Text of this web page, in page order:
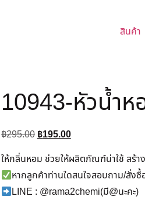
สินค้า
10943-หัวน้ำ
฿295.00฿195.00
ให้กลิ่นหอม ช่วยให้ผลิตภัณฑ์น่าใช้ สร้า
หากลูกค้าท่านใดสนใจสอบถาม/สั่งซื้
LINE : @rama2chemi(มี@นะคะ)